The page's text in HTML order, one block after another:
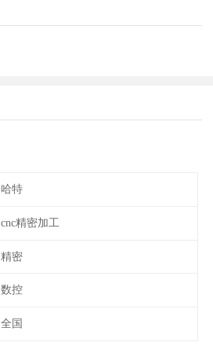
哈特
cnc精密加工
精密
数控
全国